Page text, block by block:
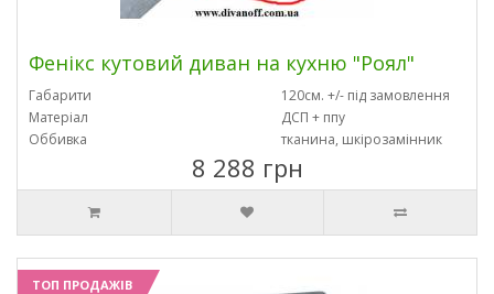
Фенікс кутовий диван на кухню "Роял"
Габарити
120см. +/- під замовлення
Матеріал
ДСП + ппу
Оббивка
тканина, шкірозамінник
8 288 грн
ТОП ПРОДАЖІВ